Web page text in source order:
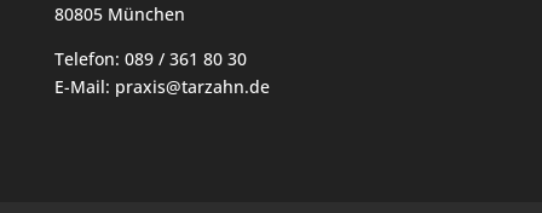
80805 München
Telefon: 089 / 361 80 30
E-Mail: praxis@tarzahn.de